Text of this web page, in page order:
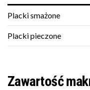
Placki smażone
Placki pieczone
Zawartość